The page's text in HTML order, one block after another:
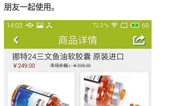
朋友一起使用。